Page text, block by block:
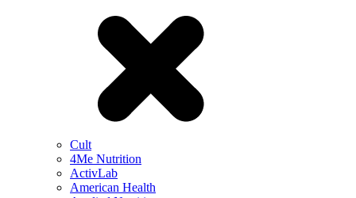
Cult
4Me Nutrition
ActivLab
American Health